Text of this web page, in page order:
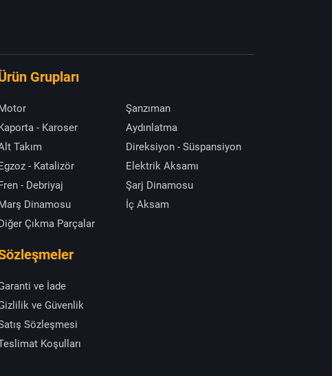
Grupları
Şanzıman
- Karoser
Aydınlatma
Takım
Direksiyon - Süspansiyon
- Katalizör
Elektrik Aksamı
- Debriyaj
Şarj Dinamosu
Dinamosu
İç Aksam
Çıkma Parçalar
ve İade
ve Güvenlik
Sözleşmesi
Koşulları